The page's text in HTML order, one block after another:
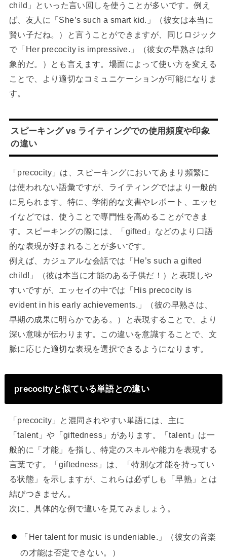
child」といった言い回しを使うことが多いです。例え
ば、友人に「She’s such a smart kid.」（彼女は本当に
賢い子だね。）と言うことができますが、同じロジック
で「Her precocity is impressive.」（彼女の早熟さは印
象的だ。）とも言えます。場面によって使い方を変える
ことで、より適切なコミュニケーションが可能になりま
す。
スピーキング vs ライティングでの使用頻度や印象
の違い
「precocity」は、スピーキングにおいてあまり頻繁に
は使われない語彙ですが、ライティングではより一般的
に見られます。特に、学術的な文書やレポート、エッセ
イなどでは、使うことで専門性を高めることができま
す。スピーキングの際には、「gifted」などのより口語
的な表現が好まれることが多いです。
例えば、カジュアルな会話では「He’s such a gifted
child!」（彼は本当に才能のある子供だ！）と表現しや
すいですが、エッセイの中では「His precocity is
evident in his early achievements.」（彼の早熟さは、
早期の成果に明らかである。）と表現することで、より
深い意味が伝わります。この違いを意識することで、文
脈に応じた適切な表現を選択できるようになります。
precocityと似ている単語との違い
「precocity」と混同されやすい単語には、主に
「talent」や「giftedness」があります。「talent」は一
般的に「才能」を指し、特定のスキルや能力を表現する
言葉です。「giftedness」は、「特別な才能を持ってい
る状態」を示しますが、これらは必ずしも「早熟」とは
結びつきません。
次に、具体的な例で違いを見てみましょう。
「Her talent for music is undeniable.」（彼女の音楽
の才能は否定できない。）